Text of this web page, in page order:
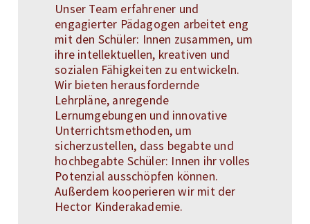
Unser Team erfahrener und
engagierter Pädagogen arbeitet eng
mit den Schüler: Innen zusammen, um
ihre intellektuellen, kreativen und
sozialen Fähigkeiten zu entwickeln.
Wir bieten herausfordernde
Lehrpläne, anregende
Lernumgebungen und innovative
Unterrichtsmethoden, um
sicherzustellen, dass begabte und
hochbegabte Schüler: Innen ihr volles
Potenzial ausschöpfen können.
Außerdem kooperieren wir mit der
Hector Kinderakademie.